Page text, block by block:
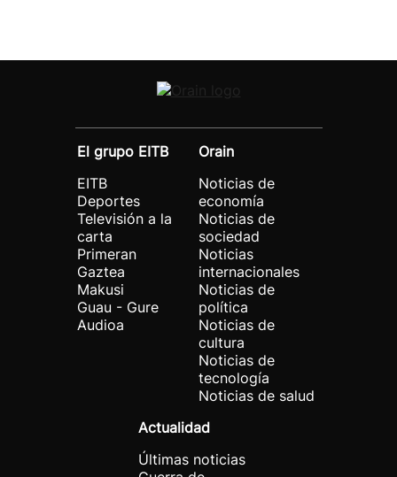
El grupo EITB
EITB
Deportes
Televisión a la
carta
Primeran
Gaztea
Makusi
Guau - Gure
Audioa
Orain
Noticias de
economía
Noticias de
sociedad
Noticias
internacionales
Noticias de
política
Noticias de
cultura
Noticias de
tecnología
Noticias de salud
Actualidad
Últimas noticias